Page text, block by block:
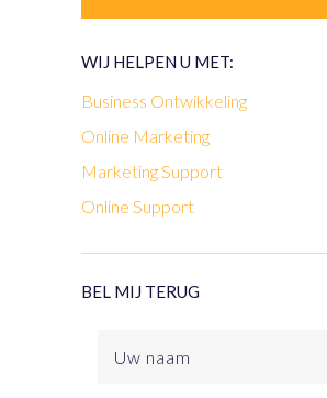
WIJ HELPEN U MET:
Business Ontwikkeling
Online Marketing
Marketing Support
Online Support
BEL MIJ TERUG